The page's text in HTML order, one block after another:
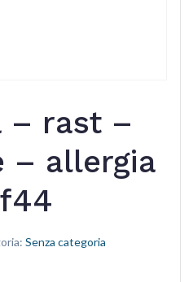
– rast –
– allergia
Senza categoria